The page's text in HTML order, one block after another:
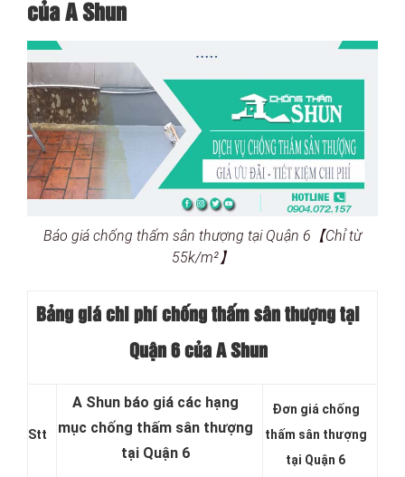
của A Shun
Báo giá chống thấm sân thượng tại Quận 6【Chỉ từ
55k/m²】
Bảng giá chi phí chống thấm sân thượng tại
Quận 6 của A Shun
Stt
A Shun báo giá các hạng
mục chống thấm sân thượng
tại Quận 6
Đơn giá chống
thấm sân thượng
tại Quận 6